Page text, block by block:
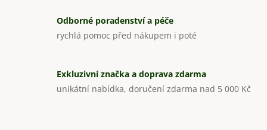
Odborné poradenství a péče
rychlá pomoc před nákupem i poté
Exkluzivní značka a doprava zdarma
unikátní nabídka, doručení zdarma nad 5 000 Kč